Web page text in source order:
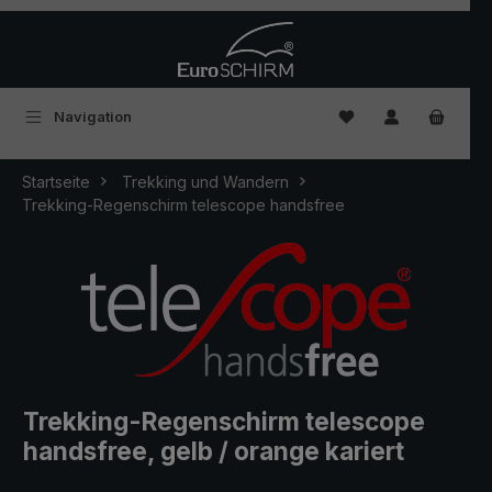
Navigation Du hast 0
Startseite
Trekking und Wandern
Trekking-Regenschirm telescope handsfree
Trekking-Regenschirm telescope
handsfree, gelb / orange kariert